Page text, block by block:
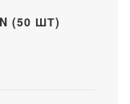
(50 ШТ)